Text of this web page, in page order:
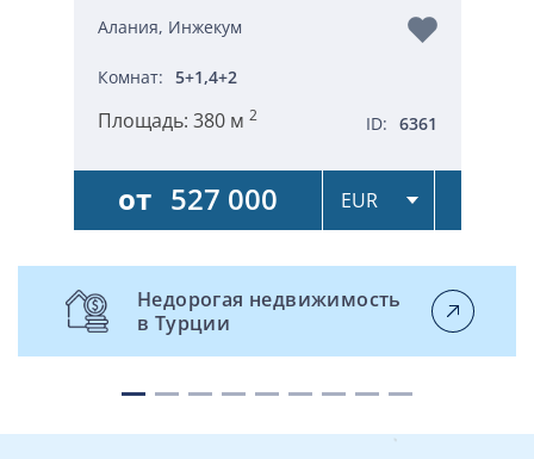
Алания, Инжекум
Комнат: 5+1,4+2
Площадь: 380 м 2 ID: 6361
от 527 000
Недорогая недвижимость
в Турции